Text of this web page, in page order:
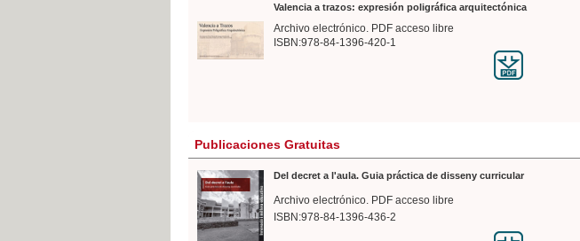
Valencia a trazos: expresión poligráfica arquitectónica
Archivo electrónico. PDF acceso libre
ISBN:978-84-1396-420-1
Publicaciones Gratuitas
Del decret a l'aula. Guia práctica de disseny curricular
Archivo electrónico. PDF acceso libre
ISBN:978-84-1396-436-2